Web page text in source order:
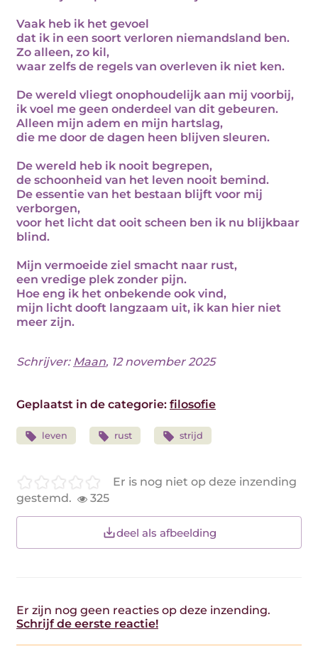
Vaak heb ik het gevoel
dat ik in een soort verloren niemandsland ben.
Zo alleen, zo kil,
waar zelfs de regels van overleven ik niet ken.
De wereld vliegt onophoudelijk aan mij voorbij,
ik voel me geen onderdeel van dit gebeuren.
Alleen mijn adem en mijn hartslag,
die me door de dagen heen blijven sleuren.
De wereld heb ik nooit begrepen,
de schoonheid van het leven nooit bemind.
De essentie van het bestaan blijft voor mij
verborgen,
voor het licht dat ooit scheen ben ik nu blijkbaar
blind.
Mijn vermoeide ziel smacht naar rust,
een vredige plek zonder pijn.
Hoe eng ik het onbekende ook vind,
mijn licht dooft langzaam uit, ik kan hier niet
meer zijn.
Schrijver: Maan, 12 november 2025
Geplaatst in de categorie: filosofie
leven rust strijd
Er is nog niet op deze inzending
gestemd.
325
deel als afbeelding
Er zijn nog geen reacties op deze inzending.
Schrijf de eerste reactie!